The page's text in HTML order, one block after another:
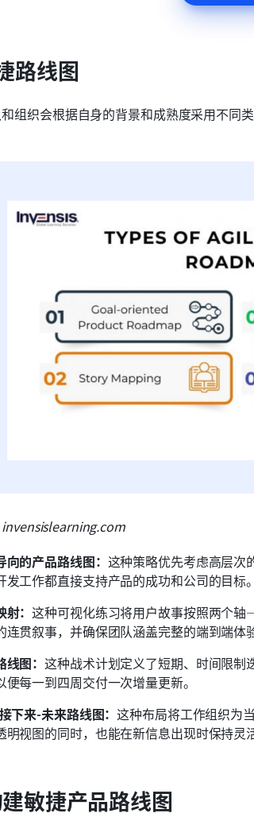
路线图
组织会根据自身的背景和成熟度采用不同类
向的产品路线图： 这种策略优先考虑高层次
发工作都直接支持产品的成功和公司的目标。
射：这种可视化练习将用户故事按照两个
连贯叙事，并确保团队涵盖完整的端到端体
线图：这种战术计划定义了短期、时间限制
便每一到四周交付一次增量更新。
下来-未来路线图：这种布局将工作组织为
明视图的同时，也能在新信息出现时保持灵
敏捷产品路线图